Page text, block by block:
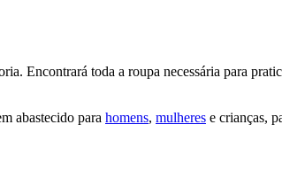
Encontrará toda a roupa necessária para
abastecido para homens, mulheres e crianças,